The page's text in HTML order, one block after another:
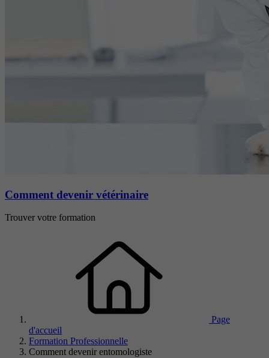
Comment devenir vétérinaire
Trouver votre formation
Page
d'accueil
Formation Professionnelle
Comment devenir entomologiste